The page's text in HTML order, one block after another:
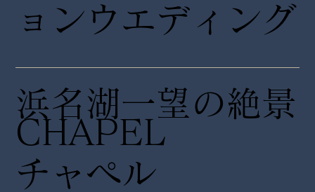
ョンウエディング
浜名湖一望の絶景
チャペル
CHAPEL